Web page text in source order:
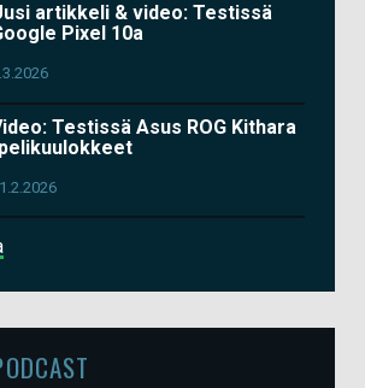
artikkeli & video: Testissä
Pixel 10a
Testissä Asus ROG Kithara